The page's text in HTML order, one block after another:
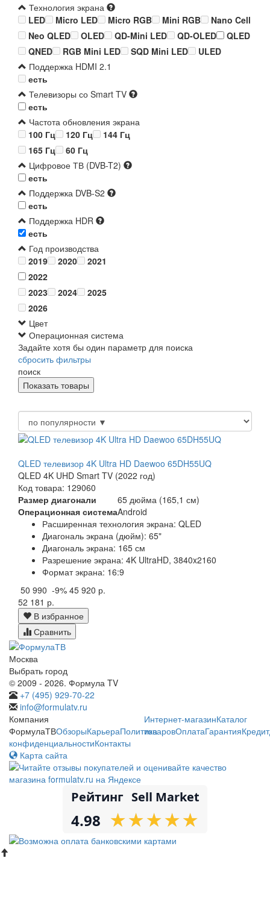
Технология экрана
LED
Micro LED Micro RGB Mini RGB
Nano Cell
Neo QLED
OLED QD-Mini LED QD-OLED
QLED
QNED
RGB Mini LED SQD Mini LED
ULED
Поддержка HDMI 2.1
есть
Телевизоры со Smart TV
есть
Частота обновления экрана
100 Гц
120 Гц
144 Гц
165 Гц
60 Гц
Цифровое ТВ (DVB-T2)
есть
Поддержка DVB-S2
есть
Поддержка HDR
есть
Год производства
2019
2020
2021
2022
2023
2024
2025
2026
Цвет
Операционная система
Задайте хотя бы один параметр для поиска
сбросить фильтры
поиск
QLED телевизор 4K Ultra HD Daewoo 65DH55UQ
QLED 4K UHD Smart TV (2022 год)
Код товара: 129060
Размер диагонали
65 дюйма (165,1 см)
Операционная системаAndroid
Расширенная технология экрана: QLED
Диагональ экрана (дюйм): 65"
Диагональ экрана: 165 см
Разрешение экрана: 4K UltraHD, 3840x2160
Формат экрана: 16:9
50 990 -9% 45 920 р.
52 181 р.
В избранное
Сравнить
Москва
Выбрать город
© 2009 - 2026. Формула TV
+7 (495) 929-70-22
info@formulatv.ru
Компания
ФормулаТВОбзорыКарьераПолитика
конфиденциальностиКонтакты
Интернет-магазинКаталог
товаровОплатаГарантияКредит
Карта сайта
Рейтинг Sell Market
4.98 ★
★★
★★
★★
★★
★